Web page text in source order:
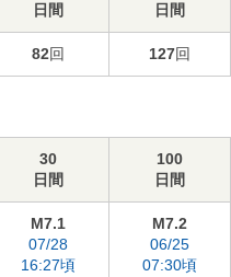
日間
日間
82回 127回
30
日間
100
日間
M7.1
07/28
16:27頃
M7.2
06/25
07:30頃